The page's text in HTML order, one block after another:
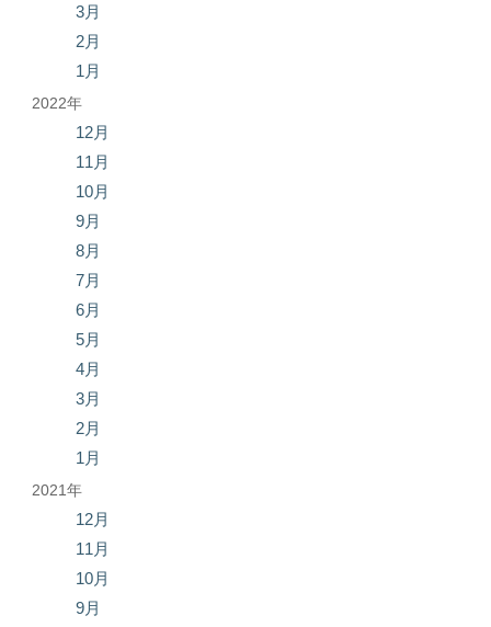
3月
2月
1月
2022年
12月
11月
10月
9月
8月
7月
6月
5月
4月
3月
2月
1月
2021年
12月
11月
10月
9月